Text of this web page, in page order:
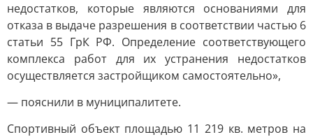
недостатков, которые являются основаниями для
отказа в выдаче разрешения в соответствии частью 6
статьи 55 ГрК РФ. Определение соответствующего
комплекса работ для их устранения недостатков
осуществляется застройщиком самостоятельно»,
— пояснили в муниципалитете.
Спортивный объект площадью 11 219 кв. метров на